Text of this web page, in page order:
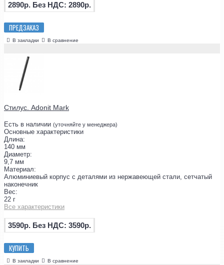
2890р. Без НДС: 2890р.
ПРЕДЗАКАЗ
В закладки В сравнение
Стилус. Adonit Mark
Есть в наличии (уточняйте у менеджера)
Основные характеристики
Длина:
140 мм
Диаметр:
9,7 мм
Материал:
Алюминиевый корпус с деталями из нержавеющей стали, сетчатый
наконечник
Вес:
22 г
Все характеристики
3590р. Без НДС: 3590р.
КУПИТЬ
В закладки В сравнение